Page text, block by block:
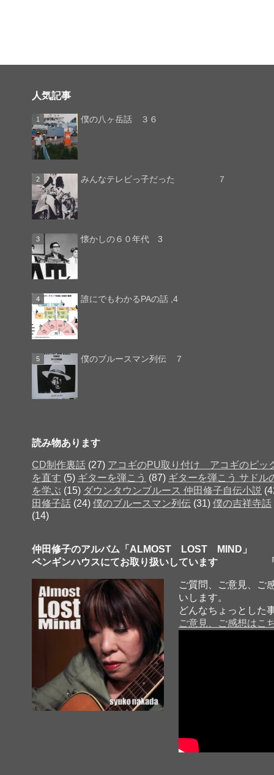
人気記事
僕の八ヶ岳話 ３６
みんなテレビっ子だった ７
懐かしの６０年代 3
誰にでもわかるPAの話 ,4
僕のブルースマン列伝 ７
読み物あります
CD制作裏話 (27) アコギのPU取り付け アコギのピッ
を直す (5) ギターを弾こう (87) ギターを弾こう サドル
を学ぶ (15) ダウンタウンブルース 仲田修子自伝小説
田修子話 (24) 僕のブルースマン列伝 (31) 僕の吉祥寺話
(14)
仲田修子のアルバム「ALMOST LOST MIND」
ペンギンハウスにてお取り扱いしています 「
ご質問、ご意見、ご
いします。
どんなちょっとした
ご意見、ご感想はこ